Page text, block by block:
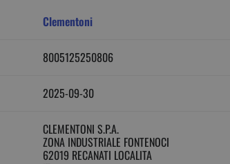
Clementoni
8005125250806
2025-09-30
CLEMENTONI S.P.A.
ZONA INDUSTRIALE FONTENOCI
62019 RECANATI LOCALITA